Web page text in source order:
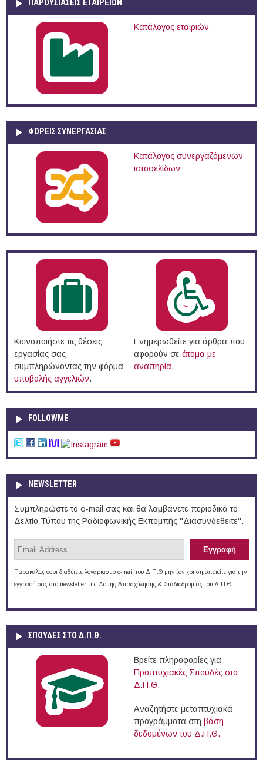
ΠΑΡΟΥΣΙΆΣΕΙΣ ΕΤΑΙΡΕΙΏΝ
Κατάλογος εταιριών
ΦΟΡΕΙΣ ΣΥΝΕΡΓΑΣΙΑΣ
Κατάλογος συνεργαζόμενων
ιστοσελίδων
Κοινοποιήστε τις θέσεις
εργασίας σας
συμπληρώνοντας την φόρμα
υποβολής αγγελιών.
Ενημερωθείτε για άρθρα που
αφορούν σε άτομα με
αναπηρία.
FOLLOWME
NEWSLETTER
Συμπληρώστε το e-mail σας και θα λαμβάνετε περιοδικά το
Δελτίο Τύπου της Ραδιοφωνικής Εκπομπής "Διασυνδεθείτε".
Παρακαλώ, όσοι διαθέτετε λογαριασμό e-mail του Δ.Π.Θ μην τον χρησιμοποιείτε για την
εγγραφή σας στο newsletter της Δομής Απασχόλησης & Σταδιοδρομίας του Δ.Π.Θ.
ΣΠΟΥΔΈΣ ΣΤΟ Δ.Π.Θ.
Βρείτε πληροφορίες για
Προπτυχιακές Σπουδές στο
Δ.Π.Θ.
Αναζητήστε μεταπτυχιακά
προγράμματα στη βάση
δεδομένων του Δ.Π.Θ.